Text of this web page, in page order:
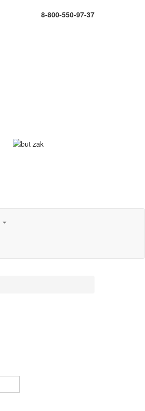
8-800-550-97-37